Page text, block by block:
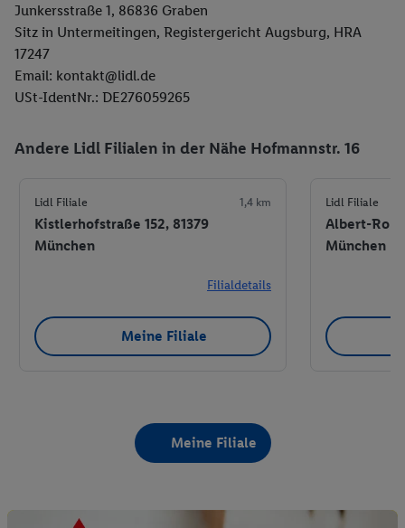
Junkersstraße 1, 86836 Graben
Sitz in Untermeitingen, Registergericht Augsburg, HRA
17247
Email: kontakt@lidl.de
USt-IdentNr.: DE276059265
Andere Lidl Filialen in der Nähe Hofmannstr. 16
Lidl Filiale 1,4 km
Kistlerhofstraße 152, 81379
München
Filialdetails
Meine Filiale
Lidl Filiale
Albert-
München
Meine Filiale